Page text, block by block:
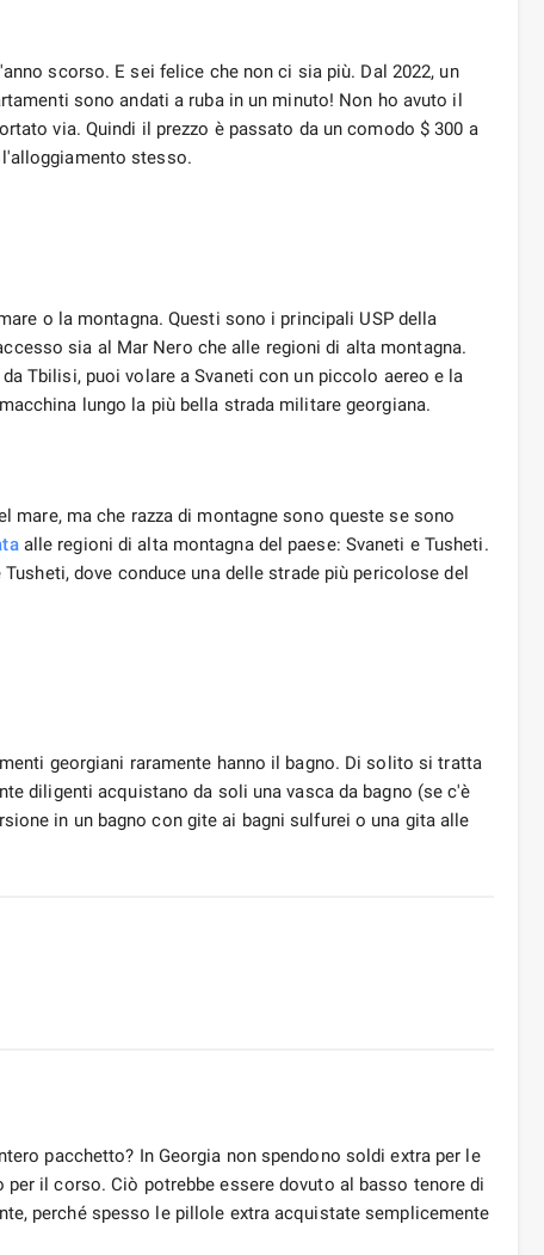
scorso. E sei felice che non ci sia più. Dal 2022, un
sono andati a ruba in un minuto! Non ho avuto il
via. Quindi il prezzo è passato da un comodo $ 300 a
stesso.
o la montagna. Questi sono i principali USP della
sia al Mar Nero che alle regioni di alta montagna.
Tbilisi, puoi volare a Svaneti con un piccolo aereo e la
lungo la più bella strada militare georgiana.
ma che razza di montagne sono queste se sono
alle regioni di alta montagna del paese: Svaneti e Tusheti.
dove conduce una delle strade più pericolose del
georgiani raramente hanno il bagno. Di solito si tratta
diligenti acquistano da soli una vasca da bagno (se c'è
in un bagno con gite ai bagni sulfurei o una gita alle
pacchetto? In Georgia non spendono soldi extra per le
il corso. Ciò potrebbe essere dovuto al basso tenore di
perché spesso le pillole extra acquistate semplicemente